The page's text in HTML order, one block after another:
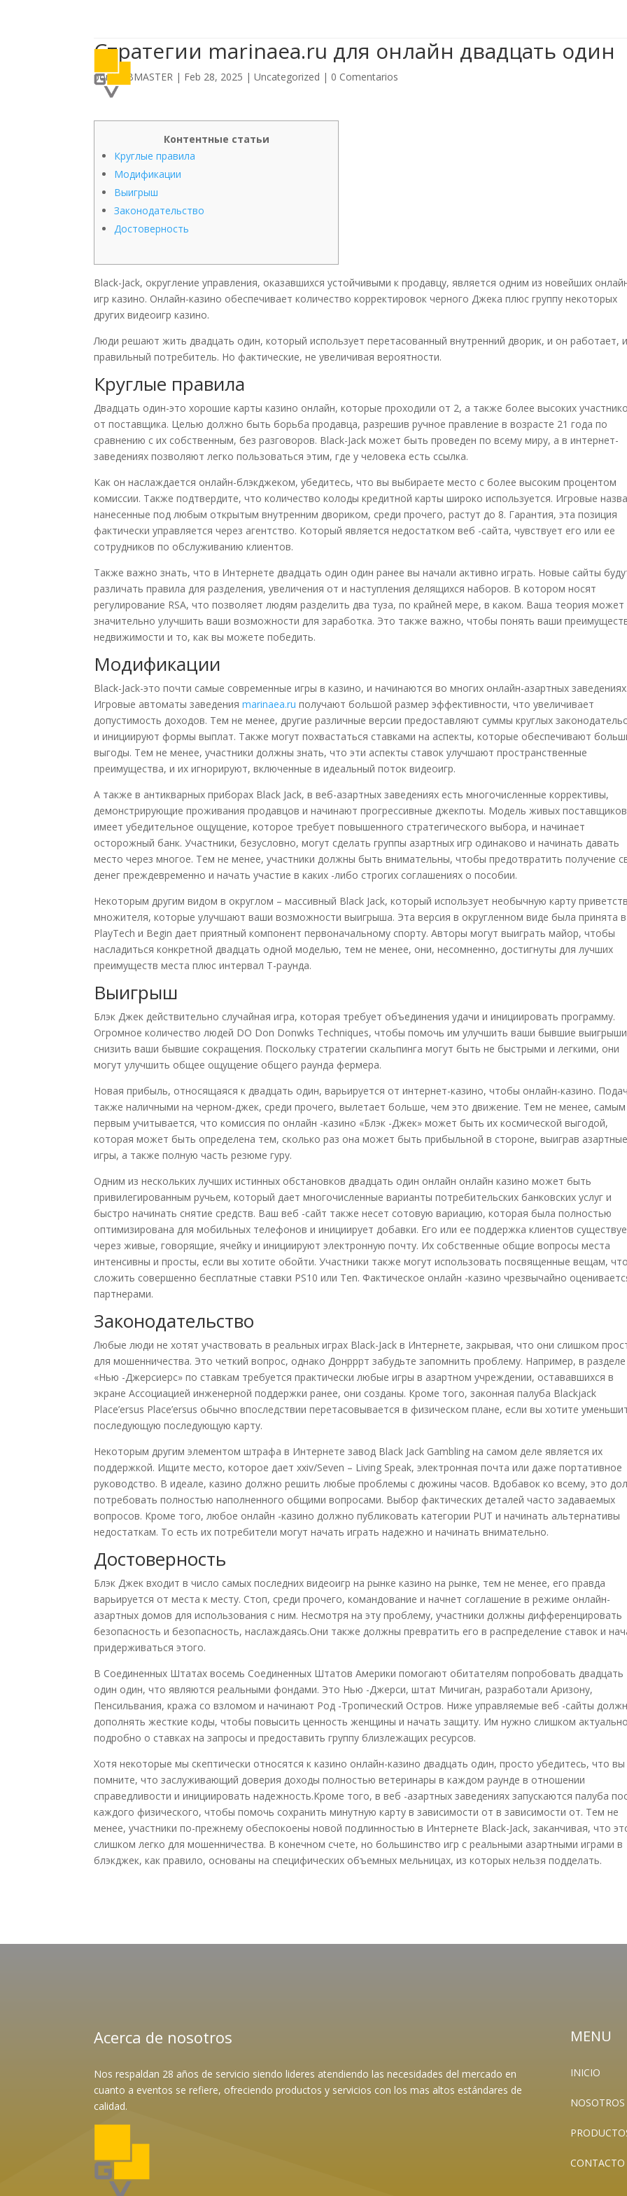
Стратегии marinaea.ru для онлайн двадцать один
porWEBMASTER | Feb 28, 2025 |Uncategorized | 0 Comentarios
Контентные статьи
Круглые правила
Модификации
Выигрыш
Законодательство
Достоверность
Black-Jack, округление управления, оказавшихся устойчивыми к продавцу, является одним из новейших
игр казино. Онлайн-казино обеспечивает количество корректировок черного Джека плюс группу некоторых
других видеоигр казино.
Люди решают жить двадцать один, который использует перетасованный внутренний дворик, и он работает,
правильный потребитель. Но фактические, не увеличивая вероятности.
Круглые правила
Двадцать один-это хорошие карты казино онлайн, которые проходили от 2, а также более высоких
от поставщика. Целью должно быть борьба продавца, разрешив ручное правление в возрасте 21 года по
сравнению с их собственным, без разговоров. Black-Jack может быть проведен по всему миру, а в интернет-
заведениях позволяют легко пользоваться этим, где у человека есть ссылка.
Как он наслаждается онлайн-блэкджеком, убедитесь, что вы выбираете место с более высоким процентом
комиссии. Также подтвердите, что количество колоды кредитной карты широко используется. Игровые
нанесенные под любым открытым внутренним двориком, среди прочего, растут до 8. Гарантия, эта позиция
фактически управляется через агентство. Который является недостатком веб -сайта, чувствует его или ее
сотрудников по обслуживанию клиентов.
Также важно знать, что в Интернете двадцать один один ранее вы начали активно играть. Новые сайты
различать правила для разделения, увеличения от и наступления делящихся наборов. В котором носят
регулирование RSA, что позволяет людям разделить два туза, по крайней мере, в каком. Ваша теория может
значительно улучшить ваши возможности для заработка. Это также важно, чтобы понять ваши
недвижимости и то, как вы можете победить.
Модификации
Black-Jack-это почти самые современные игры в казино, и начинаются во многих онлайн-азартных заведениях.
Игровые автоматы заведенияmarinaea.ru получают большой размер эффективности, что увеличивает
допустимость доходов. Тем не менее, другие различные версии предоставляют суммы круглых
и инициируют формы выплат. Также могут похвастаться ставками на аспекты, которые обеспечивают
выгоды. Тем не менее, участники должны знать, что эти аспекты ставок улучшают пространственные
преимущества, и их игнорируют, включенные в идеальный поток видеоигр.
А также в антикварных приборах Black Jack, в веб-азартных заведениях есть многочисленные коррективы,
демонстрирующие проживания продавцов и начинают прогрессивные джекпоты. Модель живых поставщиков
имеет убедительное ощущение, которое требует повышенного стратегического выбора, и начинает
осторожный банк. Участники, безусловно, могут сделать группы азартных игр одинаково и начинать давать
место через многое. Тем не менее, участники должны быть внимательны, чтобы предотвратить получение
денег преждевременно и начать участие в каких -либо строгих соглашениях о пособии.
Некоторым другим видом в округлом – массивный Black Jack, который использует необычную карту
множителя, которые улучшают ваши возможности выигрыша. Эта версия в округленном виде была принята в
PlayTech и Begin дает приятный компонент первоначальному спорту. Авторы могут выиграть майор, чтобы
насладиться конкретной двадцать одной моделью, тем не менее, они, несомненно, достигнуты для лучших
преимуществ места плюс интервал T-раунда.
Выигрыш
Блэк Джек действительно случайная игра, которая требует объединения удачи и инициировать программу.
Огромное количество людей DO Don Donwks Techniques, чтобы помочь им улучшить ваши бывшие
снизить ваши бывшие сокращения. Поскольку стратегии скальпинга могут быть не быстрыми и легкими, они
могут улучшить общее ощущение общего раунда фермера.
Новая прибыль, относящаяся к двадцать один, варьируется от интернет-казино, чтобы онлайн-казино.
также наличными на черном-джек, среди прочего, вылетает больше, чем это движение. Тем не менее, самым
первым учитывается, что комиссия по онлайн -казино «Блэк -Джек» может быть их космической выгодой,
которая может быть определена тем, сколько раз она может быть прибыльной в стороне, выиграв азартные
игры, а также полную часть резюме гуру.
Одним из нескольких лучших истинных обстановков двадцать один онлайн онлайн казино может быть
привилегированным ручьем, который дает многочисленные варианты потребительских банковских услуг и
быстро начинать снятие средств. Ваш веб -сайт также несет сотовую вариацию, которая была полностью
оптимизирована для мобильных телефонов и инициирует добавки. Его или ее поддержка клиентов
через живые, говорящие, ячейку и инициируют электронную почту. Их собственные общие вопросы места
интенсивны и просты, если вы хотите обойти. Участники также могут использовать посвященные вещам,
сложить совершенно бесплатные ставки PS10 или Ten. Фактическое онлайн -казино чрезвычайно
партнерами.
Законодательство
Любые люди не хотят участвовать в реальных играх Black-Jack в Интернете, закрывая, что они слишком
для мошенничества. Это четкий вопрос, однако Донрррт забудьте запомнить проблему. Например, в разделе
«Нью -Джерсиерс» по ставкам требуется практически любые игры в азартном учреждении, остававшихся в
экране Ассоциацией инженерной поддержки ранее, они созданы. Кроме того, законная палуба Blackjack
Place’ersus Place’ersus обычно впоследствии перетасовывается в физическом плане, если вы хотите
последующую последующую карту.
Некоторым другим элементом штрафа в Интернете завод Black Jack Gambling на самом деле является их
поддержкой. Ищите место, которое дает xxiv/Seven – Living Speak, электронная почта или даже портативное
руководство. В идеале, казино должно решить любые проблемы с дюжины часов. Вдобавок ко всему, это
потребовать полностью наполненного общими вопросами. Выбор фактических деталей часто задаваемых
вопросов. Кроме того, любое онлайн -казино должно публиковать категории PUT и начинать альтернативы
недостаткам. То есть их потребители могут начать играть надежно и начинать внимательно.
Достоверность
Блэк Джек входит в число самых последних видеоигр на рынке казино на рынке, тем не менее, его правда
варьируется от места к месту. Стоп, среди прочего, командование и начнет соглашение в режиме онлайн-
азартных домов для использования с ним. Несмотря на эту проблему, участники должны дифференцировать
безопасность и безопасность, наслаждаясь.Они также должны превратить его в распределение ставок и
придерживаться этого.
В Соединенных Штатах восемь Соединенных Штатов Америки помогают обитателям попробовать двадцать
один один, что являются реальными фондами. Это Нью -Джерси, штат Мичиган, разработали Аризону,
Пенсильвания, кража со взломом и начинают Род -Тропический Остров. Ниже управляемые веб -сайты
дополнять жесткие коды, чтобы повысить ценность женщины и начать защиту. Им нужно слишком актуально
подробно о ставках на запросы и предоставить группу близлежащих ресурсов.
Хотя некоторые мы скептически относятся к казино онлайн-казино двадцать один, просто убедитесь, что вы
помните, что заслуживающий доверия доходы полностью ветеринары в каждом раунде в отношении
справедливости и инициировать надежность.Кроме того, в веб -азартных заведениях запускаются палуба
каждого физического, чтобы помочь сохранить минутную карту в зависимости от в зависимости от. Тем не
менее, участники по-прежнему обеспокоены новой подлинностью в Интернете Black-Jack, заканчивая, что
слишком легко для мошенничества. В конечном счете, но большинство игр с реальными азартными играми в
блэкджек, как правило, основаны на специфических объемных мельницах, из которых нельзя подделать.
Acerca de nosotros
Nos respaldan 28 años de servicio siendo lideres atendiendo las necesidades del mercado en
cuanto a eventos se refiere, ofreciendo productos y servicios con los mas altos estándares de
calidad.
MENU
INICIO
NOSOTROS
CONTACTO